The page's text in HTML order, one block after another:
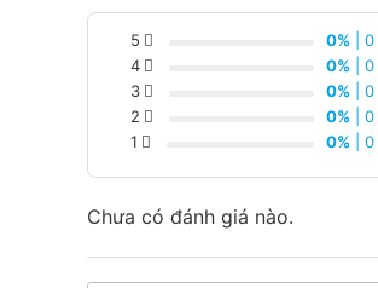
5 0% |
4
0% |
3
0% |
2
0% |
1
0% |
Chưa có đánh giá nào.